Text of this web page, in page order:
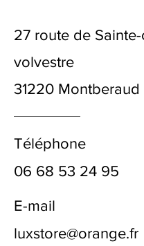
27 route de
volvestre
31220 Montberaud
Téléphone
06 68 53 24 95
E-mail
luxstore@orange.fr